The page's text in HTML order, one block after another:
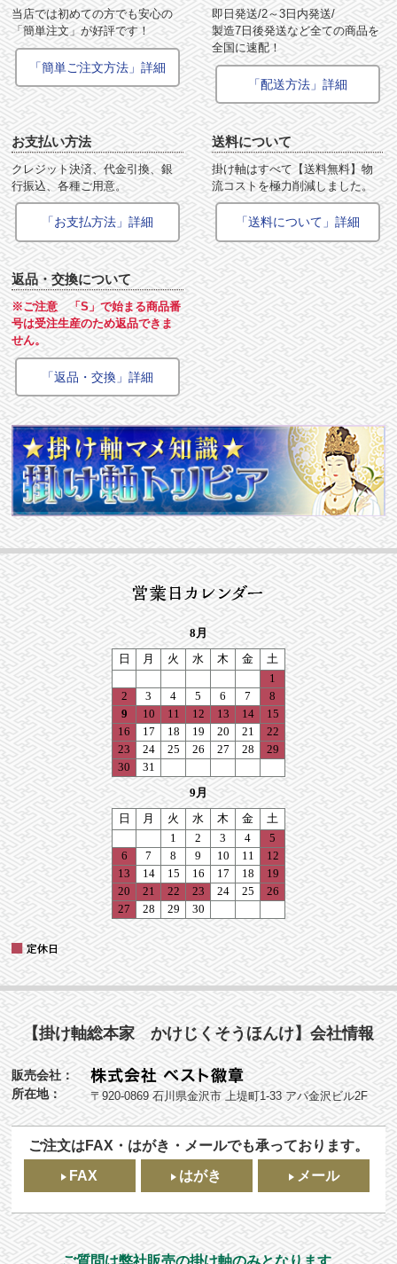
当店では初めての方でも安心の
「簡単注文」が好評です！
「簡単ご注文方法」詳細
即日発送/2～3日内発送/
製造7日後発送など全ての商品を
全国に速配！
「配送方法」詳細
お支払い方法
クレジット決済、代金引換、銀
行振込、各種ご用意。
「お支払方法」詳細
送料について
掛け軸はすべて【送料無料】物
流コストを極力削減しました。
「送料について」詳細
返品・交換について
※ご注意 「S」で始まる商品番
号は受注生産のため返品できま
せん。
「返品・交換」詳細
【掛け軸総本家 かけじくそうほんけ】会社情報
販売会社：
所在地：
〒920-0869 石川県金沢市 上堤町1-33 アパ金沢ビル2F
ご注文はFAX・はがき・メールでも承っております。
FAX
はがき メール
ご質問は弊社販売の掛け軸のみとなります